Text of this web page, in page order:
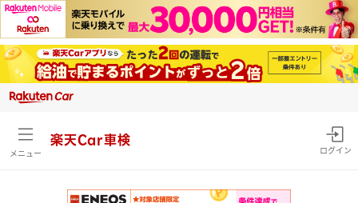
メニュー
楽天Car車検
ログイン